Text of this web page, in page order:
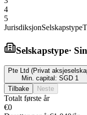
4
5
JurisdiksjonSelskapstype
Selskapstype·
Pte Ltd (Privat
Min. capital: SGD 1
Tilbake
Neste
Totalt første år
€0